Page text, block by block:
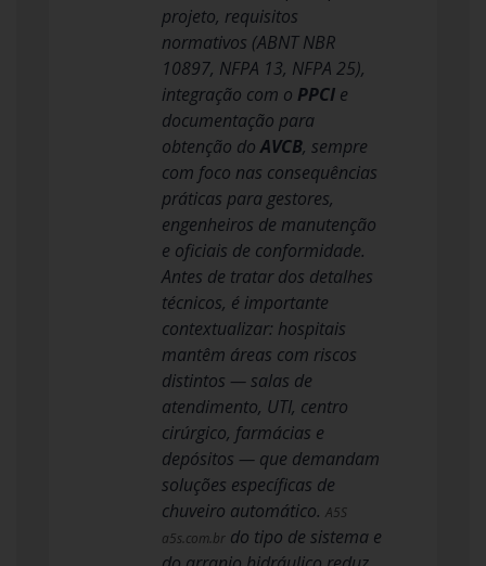
projeto, requisitos
normativos (ABNT NBR
10897, NFPA 13, NFPA 25),
integração com o PPCI e
documentação para
obtenção doAVCB, sempre
com foco nas consequências
práticas para gestores,
engenheiros de manutenção
e oficiais de conformidade.
Antes de tratar dos detalhes
técnicos, é importante
contextualizar: hospitais
mantêm áreas com riscos
distintos — salas de
atendimento, UTI, centro
cirúrgico, farmácias e
depósitos — que demandam
soluções específicas de
chuveiro automático. A5S
a5s.com.br do tipo de sistema e